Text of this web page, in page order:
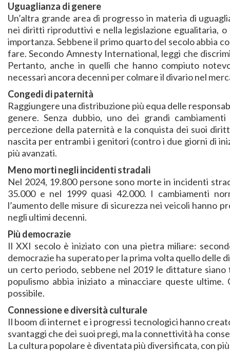
Uguaglianza di genere
Un’altra grande area di progresso in materia di
nei diritti riproduttivi e nella legislazione egualitaria,
importanza. Sebbene il primo quarto del secolo abbia
fare. Secondo Amnesty International, leggi che
Pertanto, anche in quelli che hanno compiuto
necessari ancora decenni per colmare il divario nel
Congedi di paternità
Raggiungere una distribuzione più equa delle
genere. Senza dubbio, uno dei grandi
percezione della paternità e la conquista dei suoi
nascita per entrambi i genitori (contro i due giorni di
più avanzati.
Meno morti negli incidenti stradali
Nel 2024, 19.800 persone sono morte in incidenti
35.000 e nel 1999 quasi 42.000. I cambiamenti
l’aumento delle misure di sicurezza nei veicoli hanno
negli ultimi decenni.
Più democrazie
Il XXI secolo è iniziato con una pietra miliare:
democrazie ha superato per la prima volta quello
un certo periodo, sebbene nel 2019 le dittature
populismo abbia iniziato a minacciare queste
possibile.
Connessione e diversità culturale
Il boom di internet e i progressi tecnologici hanno
svantaggi che dei suoi pregi, ma la connettività ha
La cultura popolare è diventata più diversificata, con